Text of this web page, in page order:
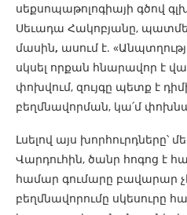
սեքսոպաթոլոգիայի գծով
Սեւադա Հակոբյանը,
մասին, ասում է.
սկսել որքան հնարավոր է
փոխվում, զույգը պետք է
բեղմնավորման, կա՛մ
Լսելով այս խորհուրդները՝
Վարդուհին, ծանր հոգոց է
համար գումարը բավարար
բեղմնավորումը սկեսուրը